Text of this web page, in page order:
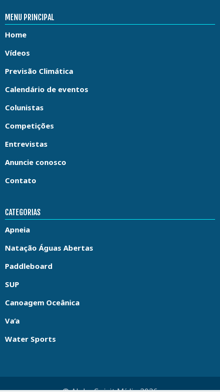
MENU PRINCIPAL
Home
Vídeos
Previsão Climática
Calendário de eventos
Colunistas
Competições
Entrevistas
Anuncie conosco
Contato
CATEGORIAS
Apneia
Natação Águas Abertas
Paddleboard
SUP
Canoagem Oceânica
Va’a
Water Sports